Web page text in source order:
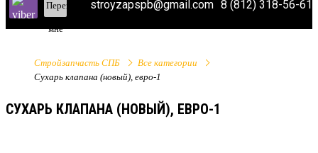
Перезвонить
мне
8 (812) 318-56-61
stroyzapspb@gmail.com
Стройзапчасть СПБ
Все категории
Сухарь клапана (новый), евро-1
СУХАРЬ КЛАПАНА (НОВЫЙ), ЕВРО-1